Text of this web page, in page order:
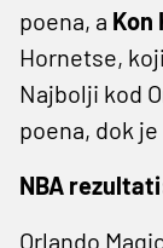
poena, a Kon
Hornetse,
Najbolji kod
poena, dok je
NBA
Orlando